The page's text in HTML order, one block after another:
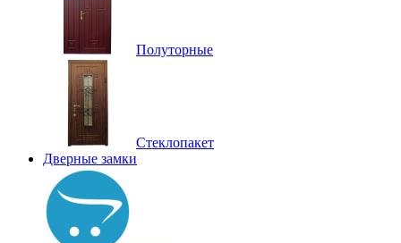
Полуторные
Стеклопакет
Дверные замки